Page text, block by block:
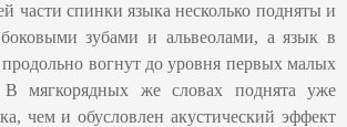
части спинки языка несколько подняты и
зубами и альвеолами, а язык в
продольно вогнут до уровня первых малых
В мягкорядных же словах поднята уже
чем и обусловлен акустический эффект